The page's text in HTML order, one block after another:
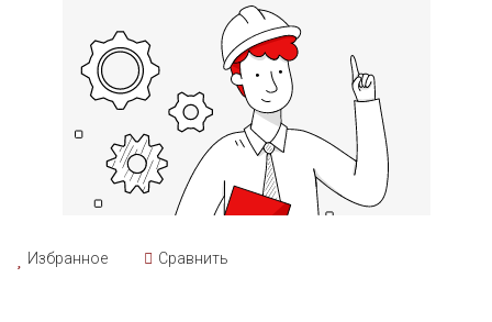
материалов, востребованным в различных отраслях
экономики. Они обеспечивают точность помола, простоту
управления фракционным составом готовой продукции.
Избранное Сравнить